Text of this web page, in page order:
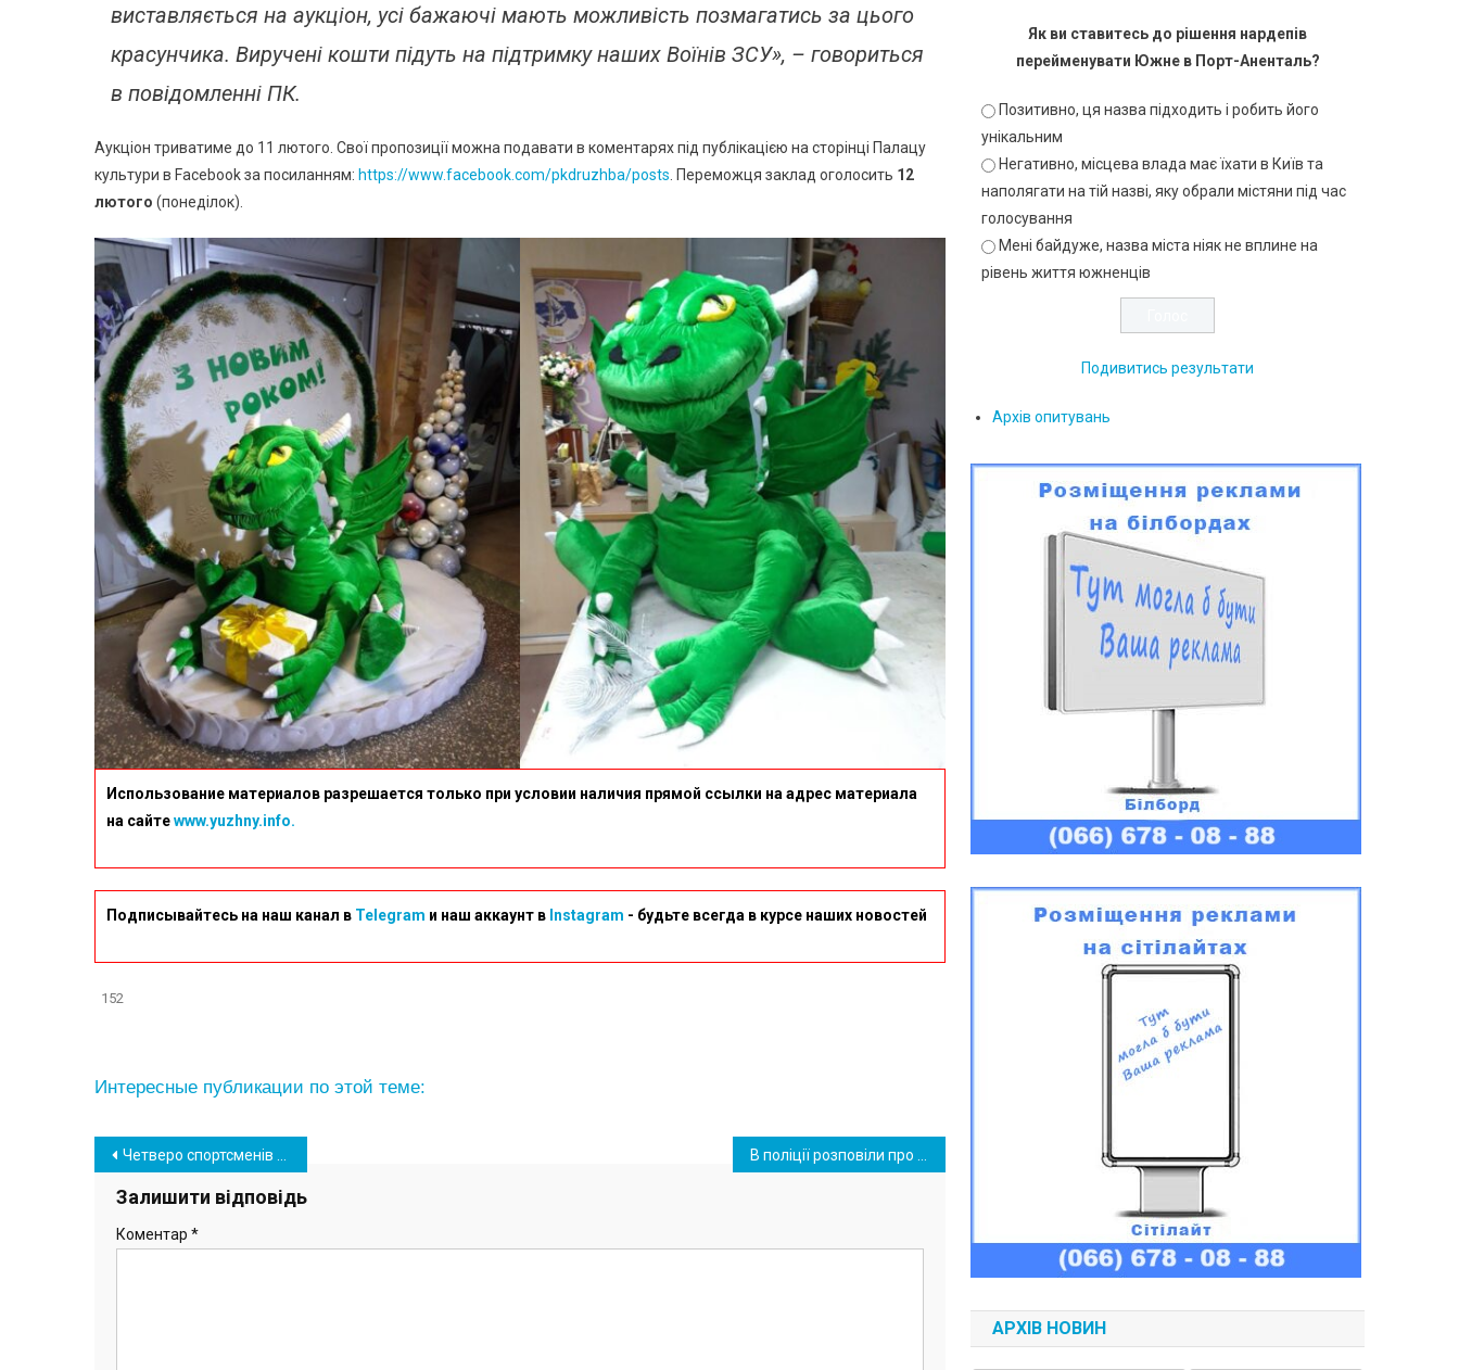
виставляється на аукціон, усі бажаючі мають можливість позмагатись за цього
красунчика. Виручені кошти підуть на підтримку наших Воїнів ЗСУ», – говориться
в повідомленні ПК.
Аукціон триватиме до 11 лютого. Свої пропозиції можна подавати в коментарях під публікацією на сторінці Палацу
культури в Facebook за посиланням: https://www.facebook.com/pkdruzhba/posts . Переможця заклад оголосить 12
лютого (понеділок).
Использование материалов разрешается только при условии наличия прямой ссылки на адрес материала
на сайтеwww.yuzhny.info.
Подписывайтесь на наш канал в Telegram и наш аккаунт в Instagram - будьте всегда в курсе наших новостей
152
Интересные публикации по этой теме:
Навігація
записів
Четверо спортсменів з Южного посіли призові місця чемпіонату Одещини з вільної боротьби В поліції розповіли про найпоширеніші причини ДТП (статистика)
Залишити відповідь
Коментар *
Як ви ставитесь до рішення нардепів
перейменувати Южне в Порт-Аненталь?
Позитивно, ця назва підходить і робить його
унікальним
Негативно, місцева влада має їхати в Київ та
наполягати на тій назві, яку обрали містяни під час
голосування
Мені байдуже, назва міста ніяк не вплине на
рівень життя южненців
Подивитись результати
Архів опитувань
АРХІВ НОВИН